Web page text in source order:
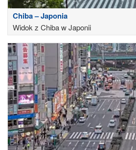
Chiba – Japonia
Widok z Chiba w Japonii